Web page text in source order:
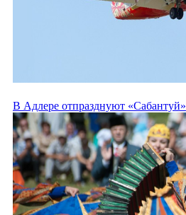
В Адлере отпразднуют «Сабантуй»